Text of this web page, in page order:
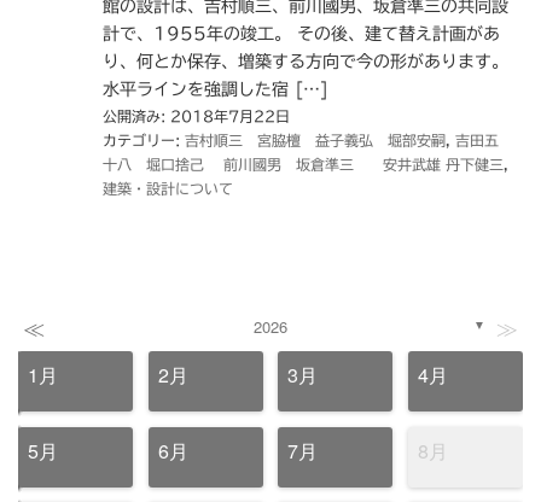
館の設計は、吉村順三、前川國男、坂倉準三の共同設
計で、1955年の竣工。 その後、建て替え計画があ
り、何とか保存、増築する方向で今の形があります。
水平ラインを強調した宿 […]
公開済み: 2018年7月22日
カテゴリー: 吉村順三 宮脇檀 益子義弘 堀部安嗣
吉田五
十八 堀口捨己 前川國男 坂倉準三 安井武雄 丹下健三
建築・設計について
≪ 2026 ▼ ≫
1月 2月 3月 4月
5月 6月 7月 8月